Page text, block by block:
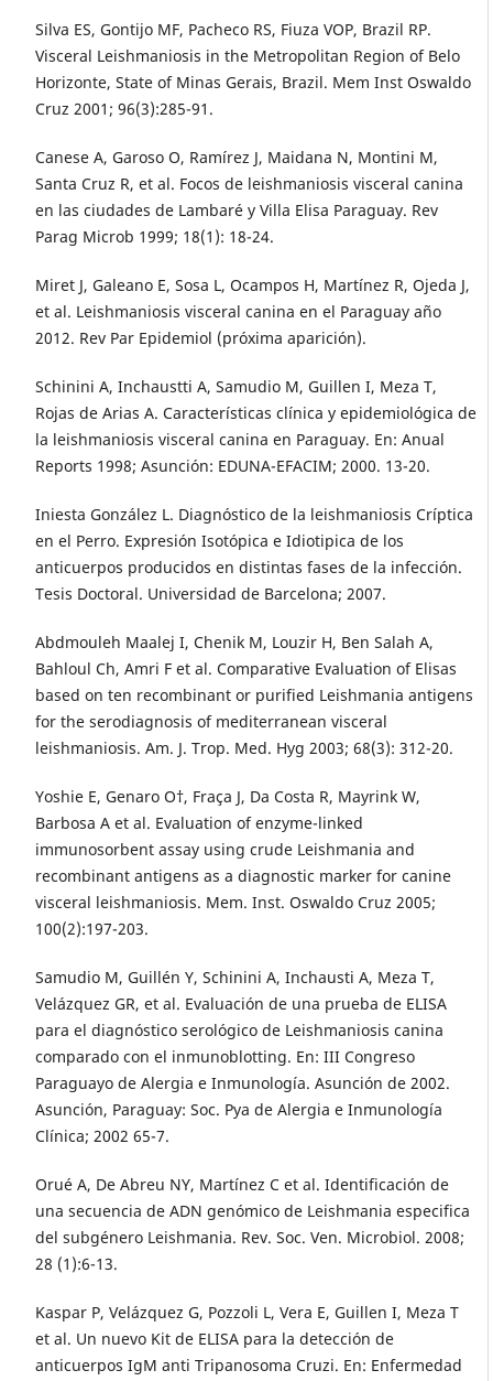
Silva ES, Gontijo MF, Pacheco RS, Fiuza VOP, Brazil RP.
Visceral Leishmaniosis in the Metropolitan Region of Belo
Horizonte, State of Minas Gerais, Brazil. Mem Inst Oswaldo
Cruz 2001; 96(3):285-91.
Canese A, Garoso O, Ramírez J, Maidana N, Montini M,
Santa Cruz R, et al. Focos de leishmaniosis visceral canina
en las ciudades de Lambaré y Villa Elisa Paraguay. Rev
Parag Microb 1999; 18(1): 18-24.
Miret J, Galeano E, Sosa L, Ocampos H, Martínez R, Ojeda J,
et al. Leishmaniosis visceral canina en el Paraguay año
2012. Rev Par Epidemiol (próxima aparición).
Schinini A, Inchaustti A, Samudio M, Guillen I, Meza T,
Rojas de Arias A. Características clínica y epidemiológica de
la leishmaniosis visceral canina en Paraguay. En: Anual
Reports 1998; Asunción: EDUNA-EFACIM; 2000. 13-20.
Iniesta González L. Diagnóstico de la leishmaniosis Críptica
en el Perro. Expresión Isotópica e Idiotipica de los
anticuerpos producidos en distintas fases de la infección.
Tesis Doctoral. Universidad de Barcelona; 2007.
Abdmouleh Maalej I, Chenik M, Louzir H, Ben Salah A,
Bahloul Ch, Amri F et al. Comparative Evaluation of Elisas
based on ten recombinant or purified Leishmania antigens
for the serodiagnosis of mediterranean visceral
leishmaniosis. Am. J. Trop. Med. Hyg 2003; 68(3): 312-20.
Yoshie E, Genaro O†, Fraça J, Da Costa R, Mayrink W,
Barbosa A et al. Evaluation of enzyme-linked
immunosorbent assay using crude Leishmania and
recombinant antigens as a diagnostic marker for canine
visceral leishmaniosis. Mem. Inst. Oswaldo Cruz 2005;
100(2):197-203.
Samudio M, Guillén Y, Schinini A, Inchausti A, Meza T,
Velázquez GR, et al. Evaluación de una prueba de ELISA
para el diagnóstico serológico de Leishmaniosis canina
comparado con el inmunoblotting. En: III Congreso
Paraguayo de Alergia e Inmunología. Asunción de 2002.
Asunción, Paraguay: Soc. Pya de Alergia e Inmunología
Clínica; 2002 65-7.
Orué A, De Abreu NY, Martínez C et al. Identificación de
una secuencia de ADN genómico de Leishmania especifica
del subgénero Leishmania. Rev. Soc. Ven. Microbiol. 2008;
28 (1):6-13.
Kaspar P, Velázquez G, Pozzoli L, Vera E, Guillen I, Meza T
et al. Un nuevo Kit de ELISA para la detección de
anticuerpos IgM anti Tripanosoma Cruzi. En: Enfermedad